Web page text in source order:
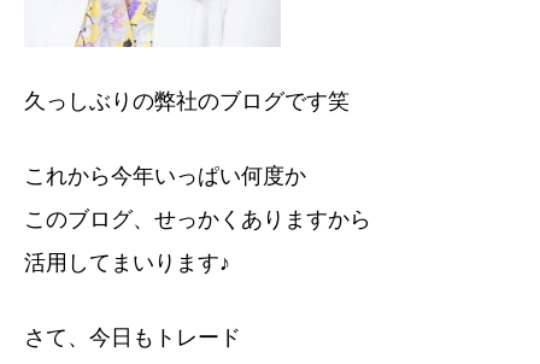
久っしぶりの弊社のブログです笑
これから今年いっぱい何度か
このブログ、せっかくありますから
活用してまいります♪
さて、今日もトレード